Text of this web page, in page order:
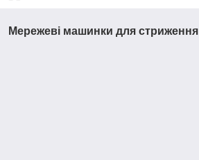
Мережеві машинки для стриження